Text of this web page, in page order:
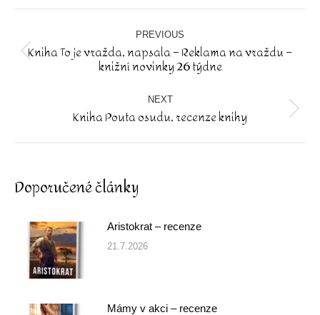
Post
navigation PREVIOUS
Previous
post:
Kniha To je vražda, napsala – Reklama na vraždu –
knižní novinky 26 týdne
NEXT
Next
Kniha Pouta osudu, recenze knihy
Doporučené články
Aristokrat – recenze
21.7.2026
Mámy v akci – recenze